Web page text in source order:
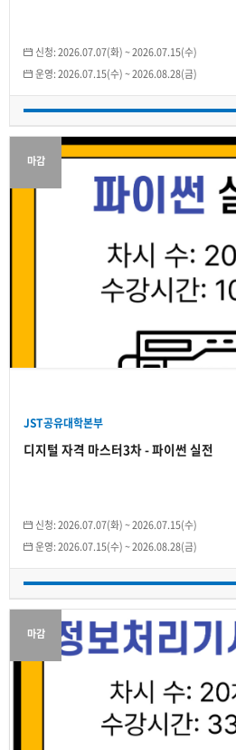
신청:2026.07.07(화)~2026.07.15(수)
운영:2026.07.15(수)~2026.08.28(금)
마감
JST공유대학본부
디지털 자격 마스터3차 - 파이썬 실전
신청:2026.07.07(화)~2026.07.15(수)
운영:2026.07.15(수)~2026.08.28(금)
JST공유대학본부
5 /무제한
마감